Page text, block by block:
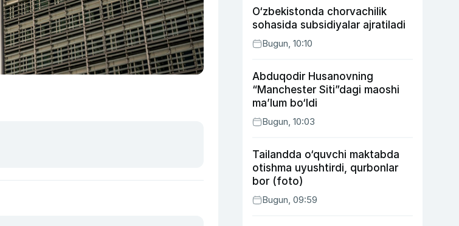
O‘zbekistonda chorvachilik
sohasida subsidiyalar ajratiladi
Bugun, 10:10
Abduqodir Husanovning
“Manchester Siti”dagi maoshi
ma’lum bo‘ldi
Bugun, 10:03
Tailandda o‘quvchi maktabda
otishma uyushtirdi, qurbonlar
bor (foto)
Bugun, 09:59